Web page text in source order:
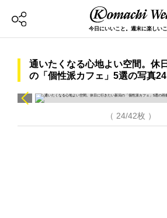
今日にいいこと。週末に楽しいこ
通いたくなる心地よい空間。休
の「個性派カフェ」5選の写真24
（ 24/42枚 ）